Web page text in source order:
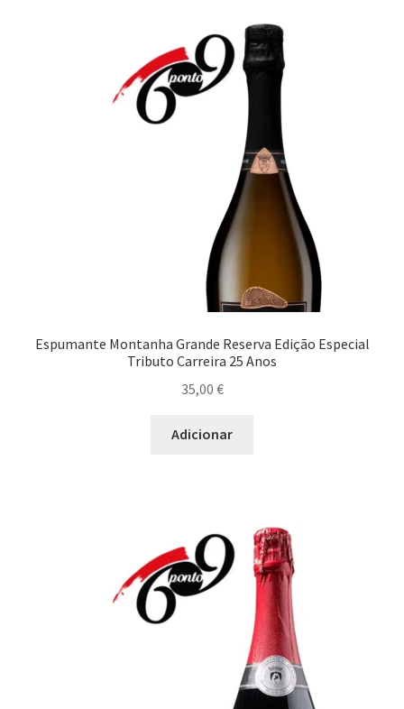
Espumante Montanha Grande Reserva Edição Especial
Tributo Carreira 25 Anos
35,00 €
Adicionar